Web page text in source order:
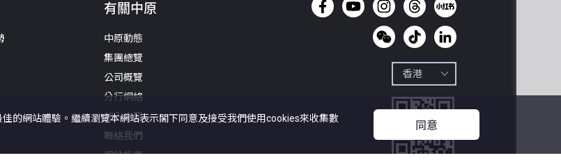
有關中原
中原動態
集團總覽
公司概覽
分行網絡
加入中原
聯絡我們
網站指南
的網站體驗。繼續瀏覽本網站表示閣下同意及接受我們使用cookies來收集數
同意